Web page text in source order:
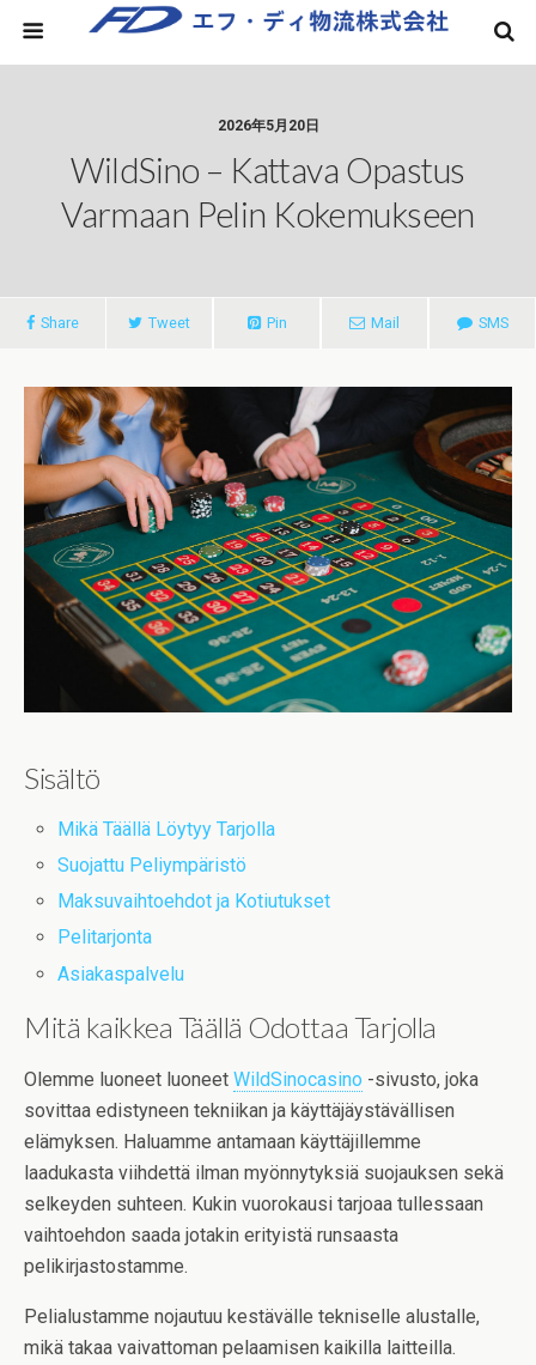
2026年5月20日
WildSino – Kattava Opastus
Varmaan Pelin Kokemukseen
Share Tweet Pin Mail SMS
Sisältö
Mikä Täällä Löytyy Tarjolla
Suojattu Peliympäristö
Maksuvaihtoehdot ja Kotiutukset
Pelitarjonta
Asiakaspalvelu
Mitä kaikkea Täällä Odottaa Tarjolla
Olemme luoneet luoneet WildSinocasino -sivusto, joka
sovittaa edistyneen tekniikan ja käyttäjäystävällisen
elämyksen. Haluamme antamaan käyttäjillemme
laadukasta viihdettä ilman myönnytyksiä suojauksen sekä
selkeyden suhteen. Kukin vuorokausi tarjoaa tullessaan
vaihtoehdon saada jotakin erityistä runsaasta
pelikirjastostamme.
Pelialustamme nojautuu kestävälle tekniselle alustalle,
mikä takaa vaivattoman pelaamisen kaikilla laitteilla.